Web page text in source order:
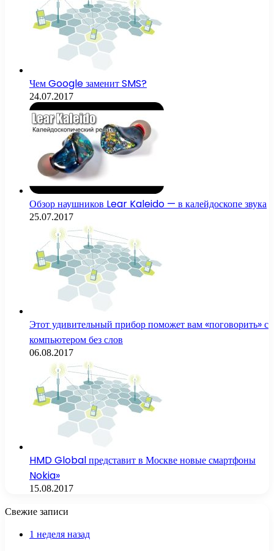
Чем Google заменит SMS?
24.07.2017
Обзор наушников Lear Kaleido — в калейдоскопе звука
25.07.2017
Этот удивительный прибор поможет вам «поговорить» с
компьютером без слов
06.08.2017
HMD Global представит в Москве новые смартфоны
Nokia»
15.08.2017
Свежие записи
1 неделя назад